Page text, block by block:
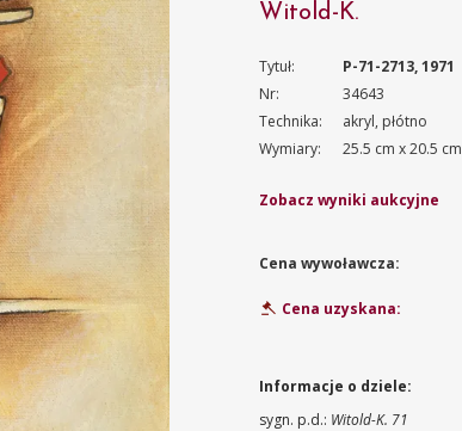
Witold-K.
Tytuł:
P-71-2713, 1971
Nr:
34643
Technika:
akryl, płótno
Wymiary:
25.5 cm x 20.5 cm
Zobacz wyniki aukcyjne
Cena wywoławcza:
Cena uzyskana:
Informacje o dziele:
sygn. p.d.: Witold-K. 71